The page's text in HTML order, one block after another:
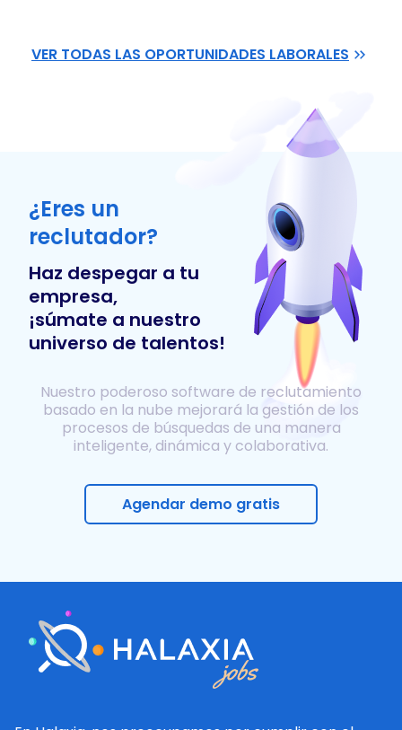
VER TODAS LAS OPORTUNIDADES LABORALES
¿Eres un
reclutador?
Haz despegar a tu
empresa,
¡súmate a nuestro
universo de talentos!
Nuestro poderoso software de reclutamiento
basado en la nube mejorará la gestión de los
procesos de búsquedas de una manera
inteligente, dinámica y colaborativa.
Agendar demo gratis